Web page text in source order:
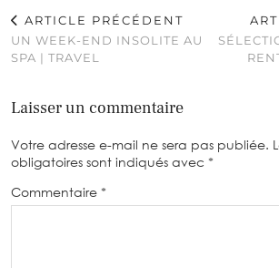
ARTICLE PRÉCÉDENT
UN WEEK-END INSOLITE AU
SPA | TRAVEL
Laisser un commentaire
Votre adresse e-mail ne sera pas publiée.
obligatoires sont indiqués avec *
Commentaire *